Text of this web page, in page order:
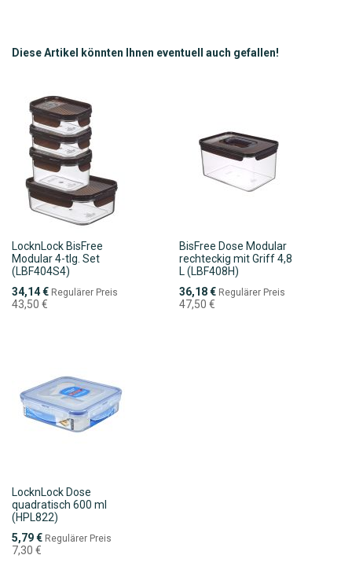
Diese Artikel könnten Ihnen eventuell auch gefallen!
LocknLock BisFree
Modular 4-tlg. Set
(LBF404S4)
Sonderpreis
34,14 € Regulärer Preis
43,50 €
BisFree Dose Modular
rechteckig mit Griff 4,8
L (LBF408H)
Sonderpreis
36,18 € Regulärer Preis
47,50 €
LocknLock Dose
quadratisch 600 ml
(HPL822)
Sonderpreis
5,79 € Regulärer Preis
7,30 €